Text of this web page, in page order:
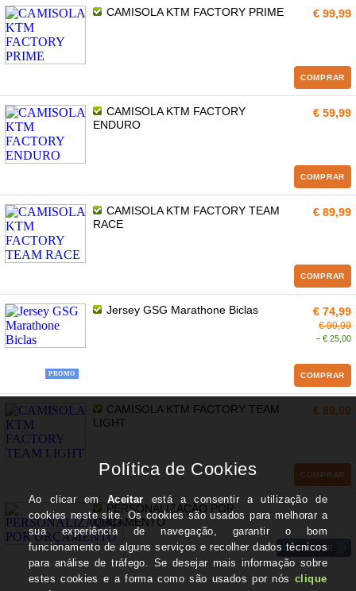
CAMISOLA KTM FACTORY PRIME € 99,99
COMPRAR
CAMISOLA KTM FACTORY
ENDURO
€ 59,99
COMPRAR
CAMISOLA KTM FACTORY TEAM
RACE
€ 89,99
COMPRAR
PROMO
Jersey GSG Marathone Biclas € 74,99
€ 99,99
− € 25,00
COMPRAR
CAMISOLA KTM FACTORY TEAM
LIGHT
€ 89,99
COMPRAR
PERSONALIZAÇÃO POR
ORÇAMENTO